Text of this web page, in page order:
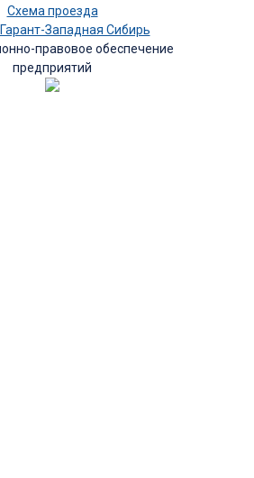
Схема проезда
Западная Сибирь
правовое обеспечение
предприятий